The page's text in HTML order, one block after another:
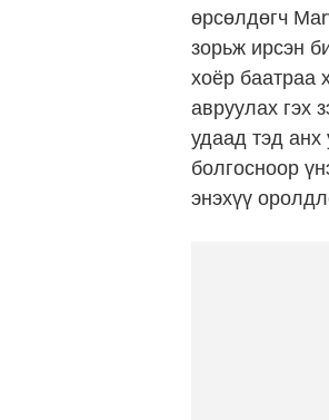
өрсөлдөгч
зорьж ирсэн
хоёр баатраа
авруулах гэх
удаад тэд анх
болгосноор
энэхүү